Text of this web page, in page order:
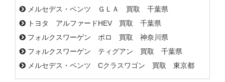
メルセデス・ベンツ ＧＬＡ 買取 千葉県
トヨタ アルファードHEV 買取 千葉県
フォルクスワーゲン ポロ 買取 神奈川県
フォルクスワーゲン ティグアン 買取 千葉県
メルセデス・ベンツ Cクラスワゴン 買取 東京都